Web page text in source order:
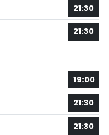
21:30
21:30
19:00
21:30
21:30